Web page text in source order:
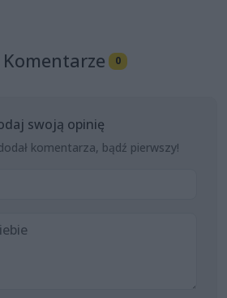
Komentarze 0
swoją opinię
komentarza, bądź pierwszy!